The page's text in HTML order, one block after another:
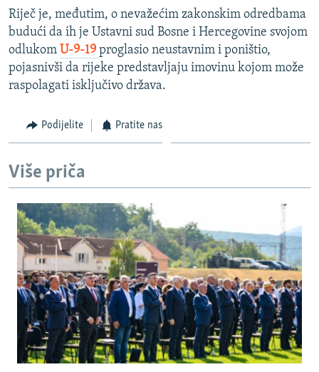
Riječ je, međutim, o nevažećim zakonskim odredbama
budući da ih je Ustavni sud Bosne i Hercegovine svojom
odlukom U-9-19 proglasio neustavnim i poništio,
pojasnivši da rijeke predstavljaju imovinu kojom može
raspolagati isključivo država.
Podijelite Pratite nas
Više priča